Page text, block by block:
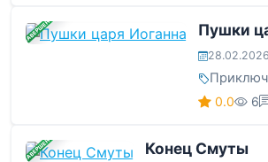
ЗАВЕРШЕНА Пушки
28.02.2026
0.0 6
ЗАВЕРШЕНА Конец Смуты